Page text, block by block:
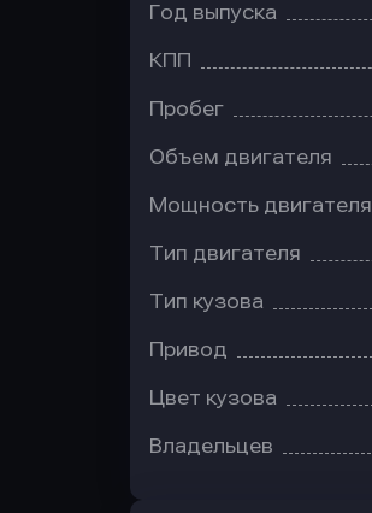
Год выпуска
КПП
Пробег
Объем двигателя
Мощность двигателя
Тип двигателя
Тип кузова
Привод
Цвет кузова
Владельцев